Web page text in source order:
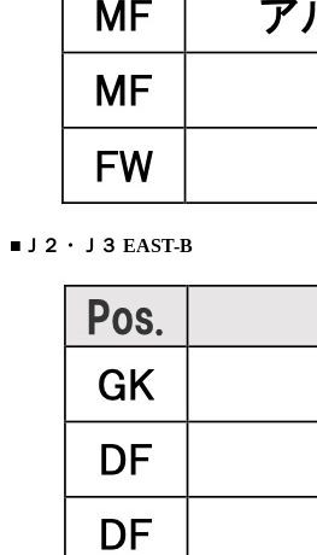
■Ｊ２・Ｊ３ EAST-B